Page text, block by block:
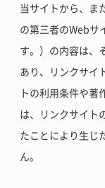
当サイトから、ま
の第三者のWebサ
す。）の内容は、
あり、リンクサイ
トの利用条件や著
は、リンクサイト
たことにより生じ
ん。